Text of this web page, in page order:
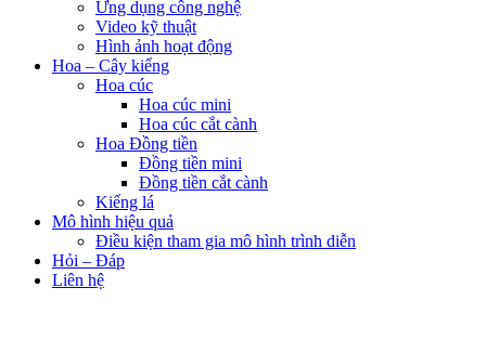
Ứng dụng công nghệ
Video kỹ thuật
Hình ảnh hoạt động
Hoa – Cây kiểng
Hoa cúc
Hoa cúc mini
Hoa cúc cắt cành
Hoa Đồng tiền
Đồng tiền mini
Đồng tiền cắt cành
Kiểng lá
Mô hình hiệu quả
Điều kiện tham gia mô hình trình diễn
Hỏi – Đáp
Liên hệ